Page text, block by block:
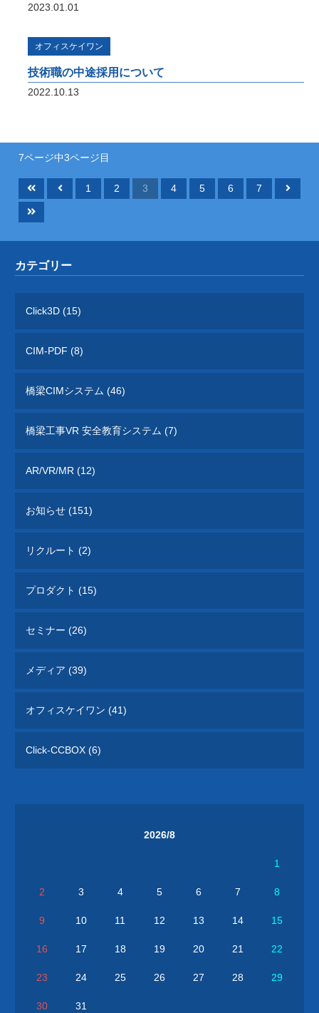
2023.01.01
オフィスケイワン
技術職の中途採用について
2022.10.13
7ページ中3ページ目
1 2 3 4 5 6 7
カテゴリー
Click3D (15)
CIM-PDF (8)
橋梁CIMシステム (46)
橋梁工事VR 安全教育システム (7)
AR/VR/MR (12)
お知らせ (151)
リクルート (2)
プロダクト (15)
セミナー (26)
メディア (39)
オフィスケイワン (41)
Click-CCBOX (6)
2026/8
1
2 3 4 5 6 7 8
9 10 11 12 13 14 15
16 17 18 19 20 21 22
23 24 25 26 27 28 29
30 31